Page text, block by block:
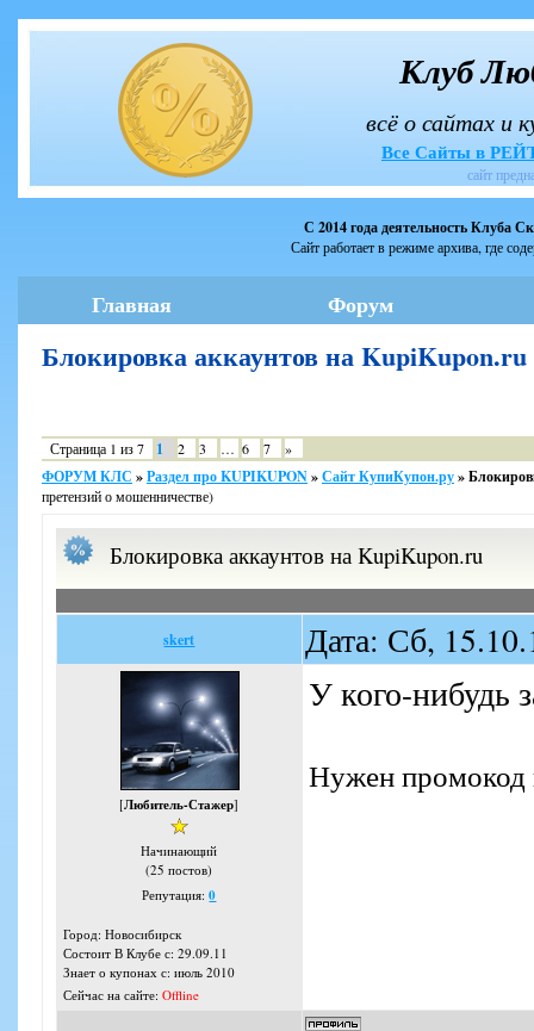
Клуб
всё о сайтах и
Все Сайты в
сайт
С 2014 года деятельность Клуба
Сайт работает в режиме архива, где
Главная Форум
Блокировка аккаунтов на
Страница 1 из7 1 2 3 … 6 7 »
ФОРУМ КЛС »Раздел про KUPIKUPON»Сайт КупиКупон.ру»
претензий о мошенничестве)
Блокировка аккаунтов на KupiKupon.ru
skert Дата: Сб,
[Любитель-Стажер]
Начинающий
(25 постов)
Репутация:0
Город: Новосибирск
Состоит В Клубе с: 29.09.11
Знает о купонах с: июль 2010
Сейчас на сайте: Offline
У кого-нибудь
Нужен промокод